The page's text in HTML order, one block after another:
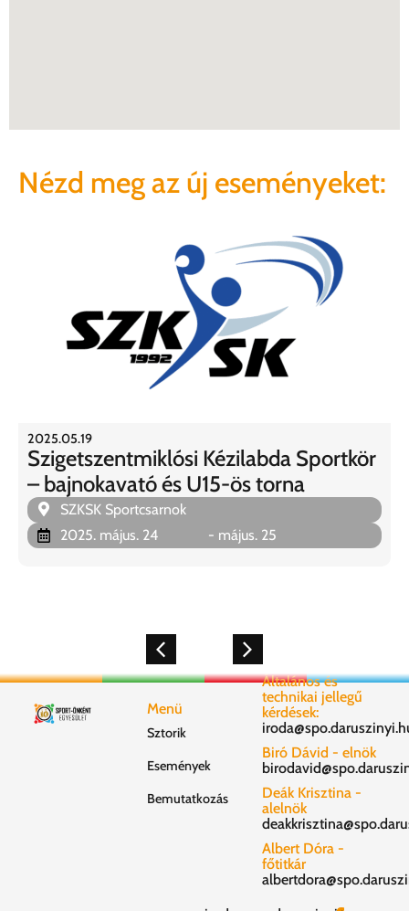
Nézd meg az új eseményeket:
2025.05.19
Szigetszentmiklósi Kézilabda Sportkör
– bajnokavató és U15-ös torna
SZKSK Sportcsarnok
2025. május. 24
- május. 25
Menü
Sztorik
Események
Bemutatkozás
Általános és
technikai jellegű
kérdések:
Biró Dávid - elnök
Deák Krisztina -
alelnök
Albert Dóra -
főtitkár